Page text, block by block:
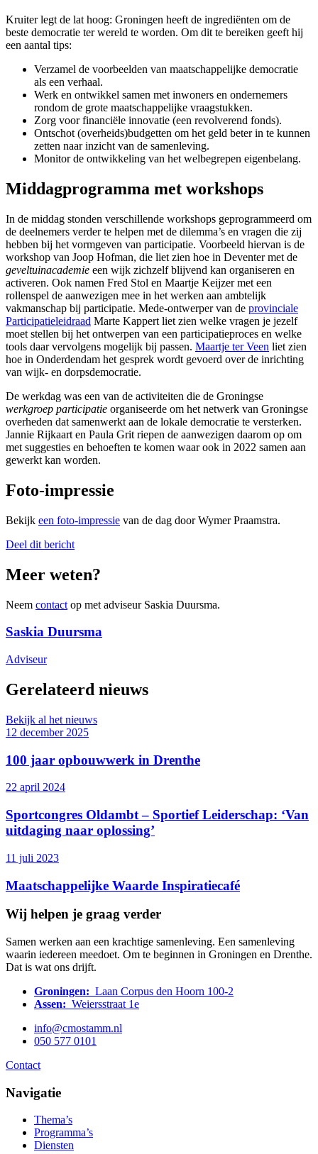
Kruiter legt de lat hoog: Groningen heeft de ingrediënten om de
beste democratie ter wereld te worden. Om dit te bereiken geeft hij
een aantal tips:
Verzamel de voorbeelden van maatschappelijke democratie
als een verhaal.
Werk en ontwikkel samen met inwoners en ondernemers
rondom de grote maatschappelijke vraagstukken.
Zorg voor financiële innovatie (een revolverend fonds).
Ontschot (overheids)budgetten om het geld beter in te kunnen
zetten naar inzicht van de samenleving.
Monitor de ontwikkeling van het welbegrepen eigenbelang.
Middagprogramma met workshops
In de middag stonden verschillende workshops geprogrammeerd om
de deelnemers verder te helpen met de dilemma’s en vragen die zij
hebben bij het vormgeven van participatie. Voorbeeld hiervan is de
workshop van Joop Hofman, die liet zien hoe in Deventer met de
geveltuinacademie een wijk zichzelf blijvend kan organiseren en
activeren. Ook namen Fred Stol en Maartje Keijzer met een
rollenspel de aanwezigen mee in het werken aan ambtelijk
vakmanschap bij participatie. Mede-ontwerper van de provinciale
Participatieleidraad Marte Kappert liet zien welke vragen je jezelf
moet stellen bij het ontwerpen van een participatieproces en welke
tools daar vervolgens mogelijk bij passen. Maartje ter Veen liet zien
hoe in Onderdendam het gesprek wordt gevoerd over de inrichting
van wijk- en dorpsdemocratie.
De werkdag was een van de activiteiten die de Groningse
werkgroep participatie organiseerde om het netwerk van Groningse
overheden dat samenwerkt aan de lokale democratie te versterken.
Jannie Rijkaart en Paula Grit riepen de aanwezigen daarom op om
met suggesties en behoeften te komen waar ook in 2022 samen aan
gewerkt kan worden.
Foto-impressie
Bekijk een foto-impressie van de dag door Wymer Praamstra.
Deel dit bericht
Meer weten?
Neem contact op met adviseur Saskia Duursma.
Saskia Duursma
Adviseur
Gerelateerd nieuws
Bekijk al het nieuws
12 december 2025
100 jaar opbouwwerk in Drenthe
22 april 2024
Sportcongres Oldambt – Sportief Leiderschap: ‘Van
uitdaging naar oplossing’
11 juli 2023
Maatschappelijke Waarde Inspiratiecafé
Wij helpen je graag verder
Samen werken aan een krachtige samenleving. Een samenleving
waarin iedereen meedoet. Om te beginnen in Groningen en Drenthe.
Dat is wat ons drijft.
Groningen: Laan Corpus den Hoorn 100-2
Assen: Weiersstraat 1e
info@cmostamm.nl
050 577 0101
Contact
Navigatie
Thema’s
Programma’s
Diensten